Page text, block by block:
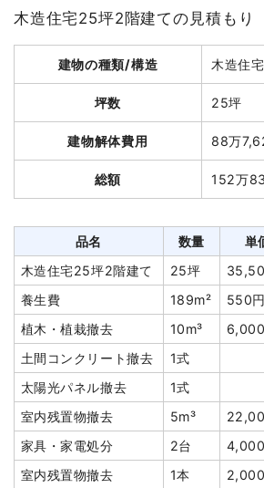
木造住宅25坪2階建ての見積もり
建物の種類/構造 木造住
坪数 25坪
建物解体費用 88万
総額 152万
品名 数量 単
木造住宅25坪2階建て
25坪
養生費
189m² 550円
植木・植栽撤去
10m³
土間コンクリート撤去
1式
太陽光パネル撤去
1式
室内残置物撤去
5m³
家具・家電処分
2台
室内残置物撤去
1本